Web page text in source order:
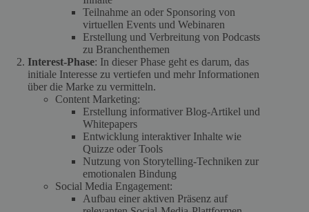
Teilnahme an oder Sponsoring von
virtuellen Events und Webinaren
Erstellung und Verbreitung von Podcasts
zu Branchenthemen
Interest-Phase: In dieser Phase geht es darum, das
initiale Interesse zu vertiefen und mehr Informationen
über die Marke zu vermitteln.
Content Marketing:
Erstellung informativer Blog-Artikel und
Whitepapers
Entwicklung interaktiver Inhalte wie
Quizze oder Tools
Nutzung von Storytelling-Techniken zur
emotionalen Bindung
Social Media Engagement:
Aufbau einer aktiven Präsenz auf